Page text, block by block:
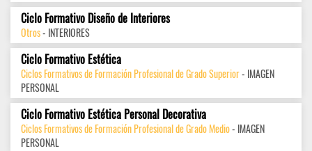
Ciclo Formativo Diseño de Interiores
Otros- INTERIORES
Ciclo Formativo Estética
Ciclos Formativos de Formación Profesional de Grado Superior- IMAGEN
PERSONAL
Ciclo Formativo Estética Personal Decorativa
Ciclos Formativos de Formación Profesional de Grado Medio- IMAGEN
PERSONAL